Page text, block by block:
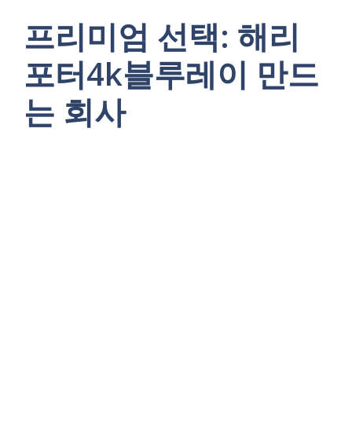
프리미엄 선택: 해리
포터4k블루레이 만드
는 회사